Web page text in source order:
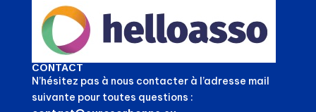
CONTACT
N’hésitez pas à nous contacter à l’adresse mail
suivante pour toutes questions :